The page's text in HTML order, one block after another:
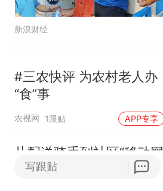
新浪财经
#三农快评 为农村老人办
“食”事
农视网 1跟贴 APP专享
从配送骑手到社区“移动网
格员”，益阳小伙用“订单”
写跟贴